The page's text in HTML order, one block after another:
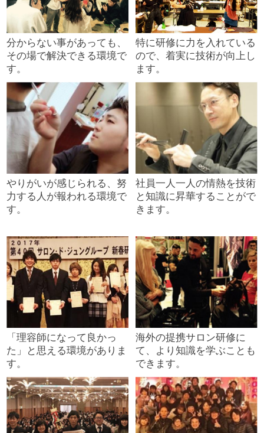
分からない事があっても、
その場で解決できる環境で
す。
特に研修に力を入れている
ので、着実に技術が向上し
ます。
やりがいが感じられる、努
力する人が報われる環境で
す。
社員一人一人の情熱を技術
と知識に昇華することがで
きます。
「理容師になって良かっ
た」と思える環境がありま
す。
海外の提携サロン研修に
て、より知識を学ぶことも
できます。